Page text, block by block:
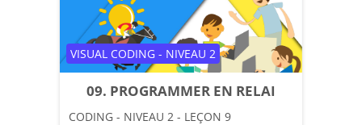
09. PROGRAMMER EN RELAI
Catégorie de cours
VISUAL CODING - NIVEAU 2
CODING - NIVEAU 2 - LEÇON 9